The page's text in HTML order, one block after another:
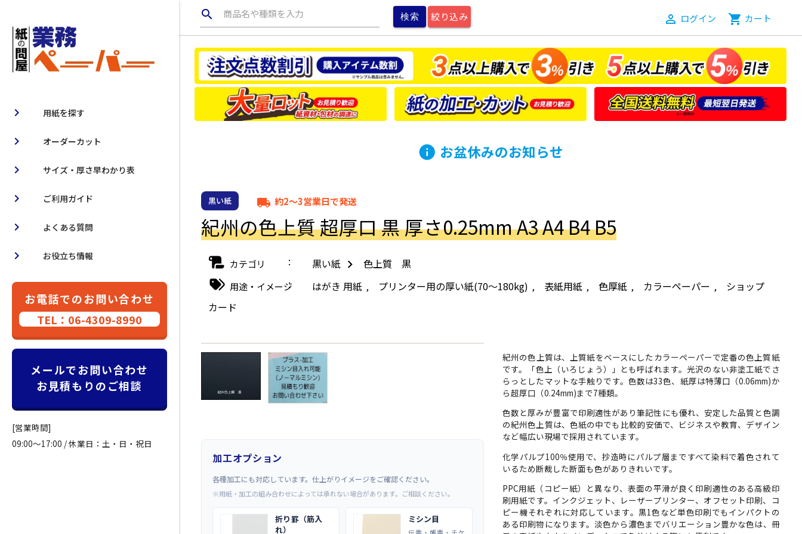
用紙を探す
chevron_right
オーダーカット
chevron_right
サイズ・厚さ早わかり表
chevron_right
ご利用ガイド
chevron_right
よくある質問
chevron_right
お役立ち情報
chevron_right
お電話でのお問い合わせ
TEL：06-4309-8990
メールでお問い合わせ
お見積もりのご相談
[営業時間]
09:00～17:00 / 休業日：土・日・祝日
search 商品名や種類を入力 絞り込み person_outline ログイン shopping_cart カート
info お盆休みのお知らせ
黒い紙 local_shipping 約2～3営業日で発送
紀州の色上質 超厚口 黒 厚さ0.25mm A3 A4 B4 B5
カテゴリ 黒い紙 色上質 黒
用途・イメージ はがき 用紙, プリンター用の厚い紙(70～180kg) , 表紙用紙, 色厚紙, カラーペーパー ,
ショップ
カード
← →
加工オプション
各種加工にも対応しています。仕上がりイメージをご確認ください。
※用紙・加工の組み合わせによっては承れない場合があります。ご相談ください。
折り罫（筋入
れ）
ミシン目
伝票・帳票・チケ
紀州の色上質は、上質紙をベースにしたカラーペーパーで定番の色上質紙
です。「色上（いろじょう）」とも呼ばれます。光沢のない非塗工紙でさ
らっとしたマットな手触りです。色数は33色、紙厚は特薄口（0.06mm)か
ら超厚口（0.24mm)まで7種類。
色数と厚みが豊富で印刷適性があり筆記性にも優れ、安定した品質と色調
の紀州色上質は、色紙の中でも比較的安価で、ビジネスや教育、デザイン
など幅広い現場で採用されています。
化学パルプ100％使用で、抄造時にパルプ層まですべて染料で着色されて
いるため断裁した断面も色がありきれいです。
PPC用紙（コピー紙）と異なり、表面の平滑が良く印刷適性のある高級印
刷用紙です。インクジェット、レーザープリンター、オフセット印刷、コ
ピー機それぞれに対応しています。黒1色など単色印刷でもインパクトの
ある印刷物になります。淡色から濃色までバリエーション豊かな色は、冊